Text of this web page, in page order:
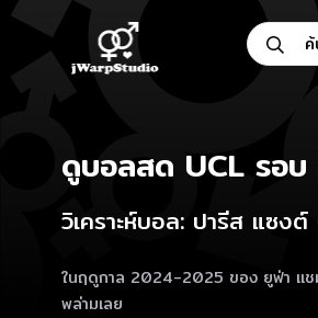
Skip
ค้นหา...
ดูบอลสด UCL รอ
วิเคราะห์บอล: ปารีส แซ
ในฤดูกาล 2024-2025 ของ ยูฟ่า แชม
พล่ามเลย